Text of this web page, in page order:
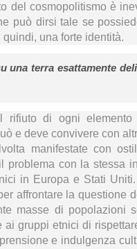
del cosmopolitismo è
può dirsi tale se
una forte identità.
una terra esattamente
rifiuto di ogni
e deve convivere con
manifestate con
problema con la stessa
in Europa e Stati
affrontare la questione
masse di popolazioni
ai gruppi etnici di
e indulgenza